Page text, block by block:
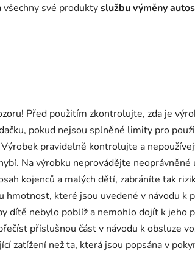
všechny své produktyslužbu výměny
Před použitím zkontrolujte, zda je
pokud nejsou splněné limity pro
pravidelně kontrolujte a
Na výrobku neprovádějte neoprávněné
kojenců a malých dětí, zabráníte tak
které jsou uvedené v návodu k
dítě nebylo poblíž a nemohlo dojít k jeho
příslušnou část v návodu k obsluze
zatížení než ta, která jsou popsána v